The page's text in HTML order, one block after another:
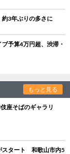
3年ぶりの多さに
予算4万円超、渋滞・
もっと見る
座そばのギャラリ
スタート 和歌山市内5